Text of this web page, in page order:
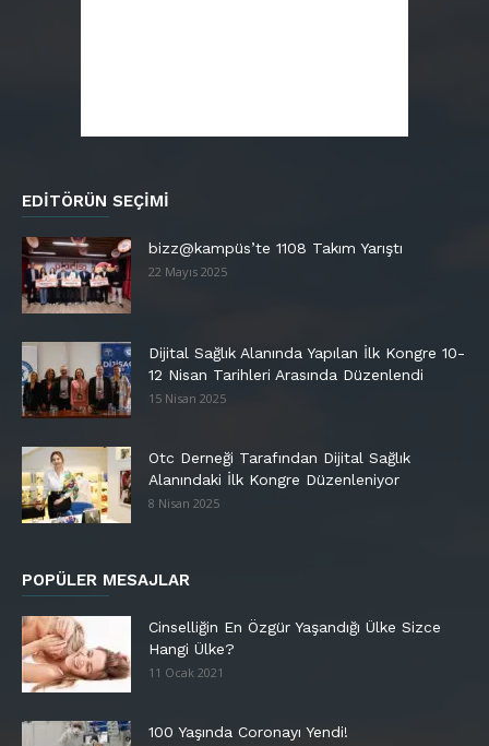
EDITÖRÜN SEÇIMI
bizz@kampüs’te 1108 Takım Yarıştı
22 Mayıs 2025
Dijital Sağlık Alanında Yapılan İlk Kongre 10-
12 Nisan Tarihleri Arasında Düzenlendi
15 Nisan 2025
Otc Derneği Tarafından Dijital Sağlık
Alanındaki İlk Kongre Düzenleniyor
8 Nisan 2025
POPÜLER MESAJLAR
Cinselliğin En Özgür Yaşandığı Ülke Sizce
Hangi Ülke?
11 Ocak 2021
100 Yaşında Coronayı Yendi!